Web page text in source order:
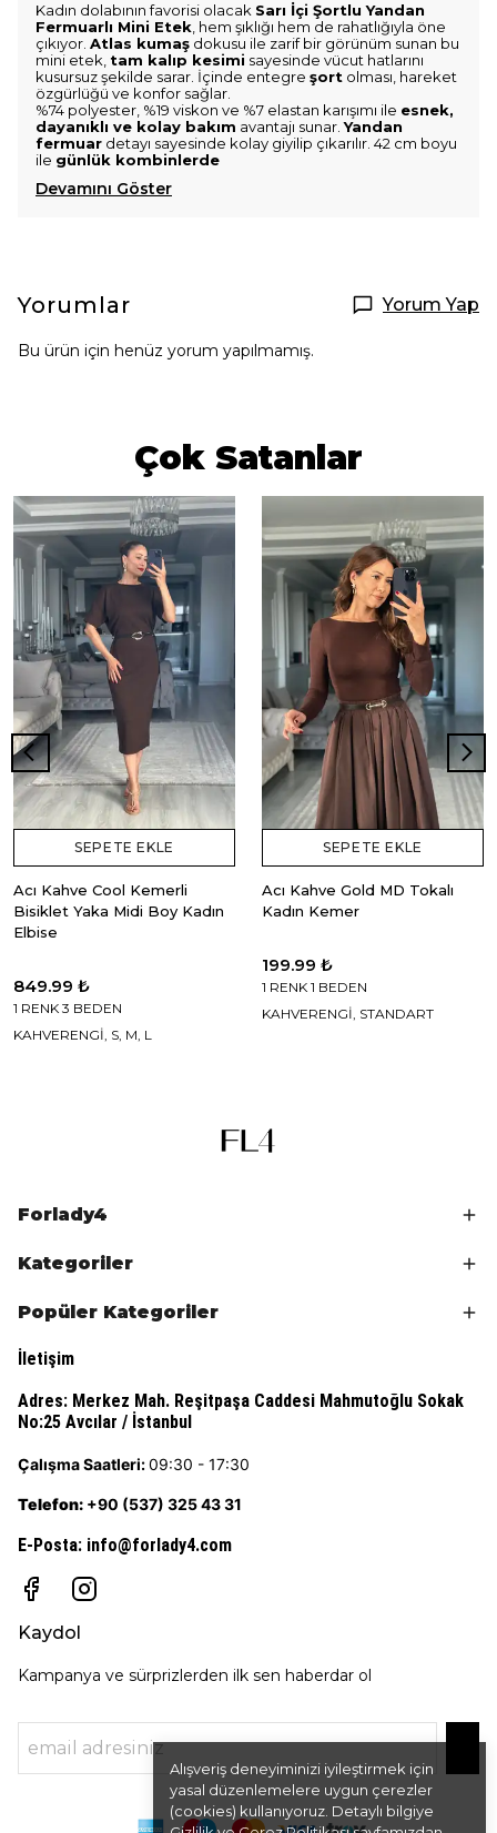
Alışveriş deneyiminizi iyileştirmek için
yasal düzenlemelere uygun çerezler
(cookies) kullanıyoruz. Detaylı bilgiye
Kadın dolabının favorisi olacak Sarı İçi Şortlu Yandan
Fermuarlı Mini Etek , hem şıklığı hem de rahatlığıyla öne
çıkıyor. Atlas kumaş dokusu ile zarif bir görünüm sunan bu
mini etek, tam kalıp kesimi sayesinde vücut hatlarını
kusursuz şekilde sarar. İçinde entegre şort olması, hareket
özgürlüğü ve konfor sağlar.
%74 polyester, %19 viskon ve %7 elastan karışımı ile esnek,
dayanıklı ve kolay bakım avantajı sunar.Yandan
fermuar detayı sayesinde kolay giyilip çıkarılır. 42 cm boyu
ile günlük kombinlerde
Devamını Göster
Yorumlar Yorum Yap
Bu ürün için henüz yorum yapılmamış.
Çok Satanlar
SEPETE EKLE
Acı Kahve Cool Kemerli
Bisiklet Yaka Midi Boy Kadın
Elbise
849.99 ₺
1 RENK 3 BEDEN
KAHVERENGİ, S, M, L
SEPETE EKLE
Acı Kahve Gold MD Tokalı
Kadın Kemer
199.99 ₺
1 RENK 1 BEDEN
KAHVERENGİ, STANDART
Forlady4
Kategoriler
Popüler Kategoriler
İletişim
Adres: Merkez Mah. Reşitpaşa Caddesi Mahmutoğlu Sokak
No:25 Avcılar / İstanbul
Çalışma Saatleri:09:30 - 17:30
Telefon: +90 (537) 325 43 31
E-Posta: info@forlady4.com
Kaydol
Kampanya ve sürprizlerden ilk sen haberdar ol